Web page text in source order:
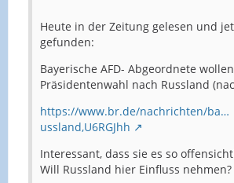
Heute in der Zeitung gelesen und
gefunden:
Bayerische AFD- Abgeordnete
Präsidentenwahl nach Russland
https://www.br.de/nachrichten/ba…
ussland,U6RGJhh
Interessant, dass sie es so
Will Russland hier Einfluss nehmen?